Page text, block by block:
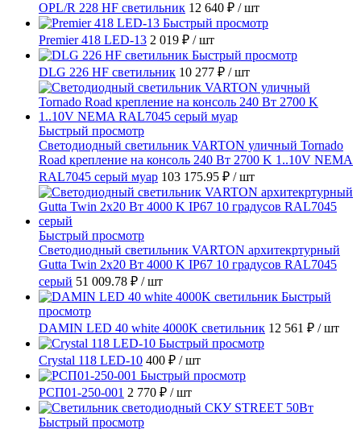
OPL/R 228 HF светильник 12 640 ₽ / шт
Быстрый просмотр
Premier 418 LED-13 2 019 ₽ / шт
Быстрый просмотр
DLG 226 HF светильник 10 277 ₽ / шт
Быстрый просмотр
Светодиодный светильник VARTON уличный Tornado
Road крепление на консоль 240 Вт 2700 K 1..10V NEMA
RAL7045 серый муар 103 175.95 ₽ / шт
Быстрый просмотр
Светодиодный светильник VARTON архитекртурный
Gutta Twin 2x20 Вт 4000 K IP67 10 градусов RAL7045
серый 51 009.78 ₽ / шт
Быстрый
просмотр
DAMIN LED 40 white 4000K светильник 12 561 ₽ / шт
Быстрый просмотр
Crystal 118 LED-10 400 ₽ / шт
Быстрый просмотр
РСП01-250-001 2 770 ₽ / шт
Быстрый просмотр